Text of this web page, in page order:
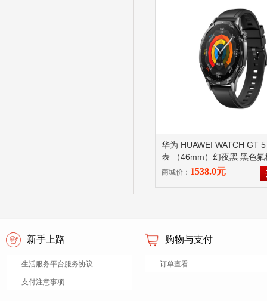
华为 HUAWEI WATCH GT
表 （46mm）幻夜黑 黑色
商城价： 1538.0元
新手上路
生活服务平台服务协议
支付注意事项
购物与支付
订单查看